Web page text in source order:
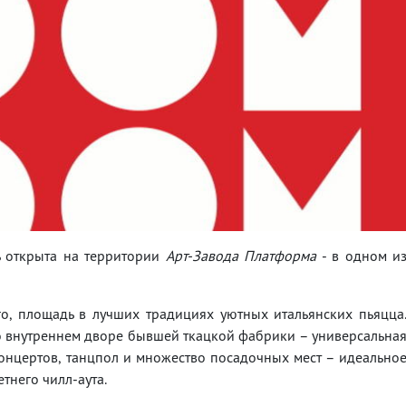
на территории Арт-Завода Платформа- в одном из
площадь в лучших традициях уютных итальянских пьяцца.
дворе бывшей ткацкой фабрики – универсальная
танцпол и множество посадочных мест – идеальное
чилл-аута.